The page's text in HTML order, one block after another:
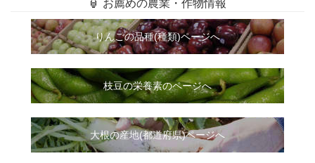
🏮 お薦めの農業・作物情報
りんごの品種(種類)ページへ
枝豆の栄養素のページへ
大根の産地(都道府県)ページへ